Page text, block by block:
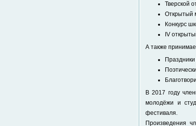
Тверской
Открытый
Конкурс
IV
А также
В 2017 году
молодёжи и
фестиваля.
Произведения